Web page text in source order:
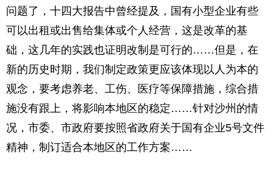
问题了，十四大报告中曾经提及，国有小型企业有些
可以出租或出售给集体或个人经营，这是改革的基
础，这几年的实践也证明改制是可行的……但是，在
新的历史时期，我们制定政策更应该体现以人为本的
观念，要考虑养老、工伤、医疗等保障措施，综合措
施没有跟上，将影响本地区的稳定……针对沙州的情
况，市委、市政府要按照省政府关于国有企业5号文件
精神，制订适合本地区的工作方案……